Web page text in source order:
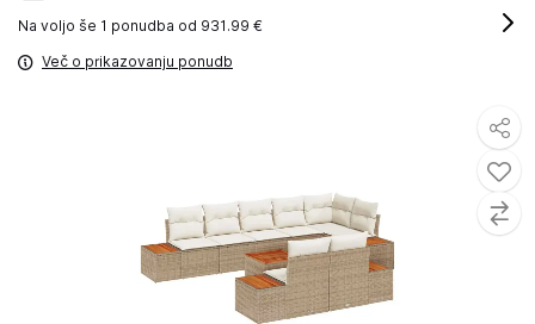
Na voljo še 1 ponudba od 931.99 €
Več o prikazovanju ponudb